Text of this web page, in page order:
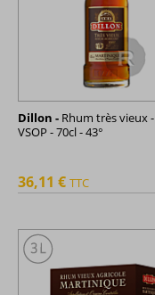
Dillon - Rhum très vieux -
VSOP - 70cl - 43°
36,11 € TTC